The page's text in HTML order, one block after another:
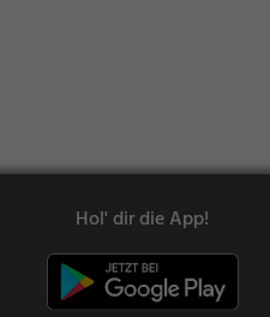
Hol' dir die App!